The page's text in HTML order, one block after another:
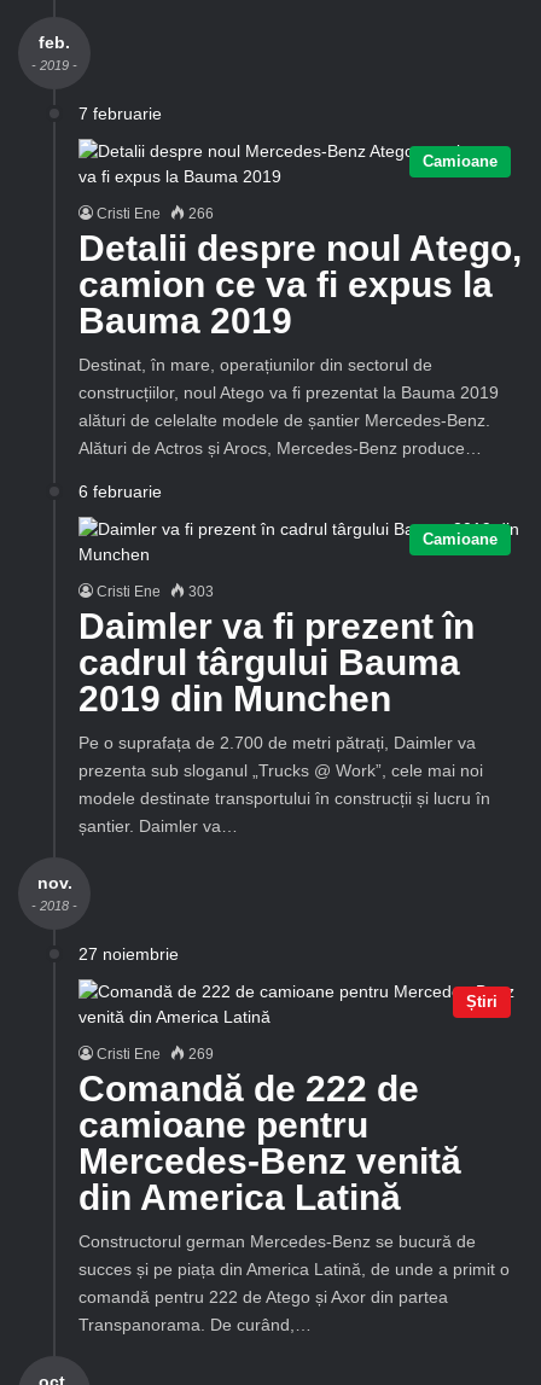
feb.
- 2019 -
7 februarie
Camioane
Cristi Ene 266
Detalii despre noul Atego,
camion ce va fi expus la
Bauma 2019
Destinat, în mare, operațiunilor din sectorul de
construcțiilor, noul Atego va fi prezentat la Bauma 2019
alături de celelalte modele de șantier Mercedes-Benz.
Alături de Actros și Arocs, Mercedes-Benz produce…
6 februarie
Camioane
Cristi Ene 303
Daimler va fi prezent în
cadrul târgului Bauma
2019 din Munchen
Pe o suprafața de 2.700 de metri pătrați, Daimler va
prezenta sub sloganul „Trucks @ Work”, cele mai noi
modele destinate transportului în construcții și lucru în
șantier. Daimler va…
nov.
- 2018 -
27 noiembrie
Știri
Cristi Ene 269
Comandă de 222 de
camioane pentru
Mercedes-Benz venită
din America Latină
Constructorul german Mercedes-Benz se bucură de
succes și pe piața din America Latină, de unde a primit o
comandă pentru 222 de Atego și Axor din partea
Transpanorama. De curând,…
oct.